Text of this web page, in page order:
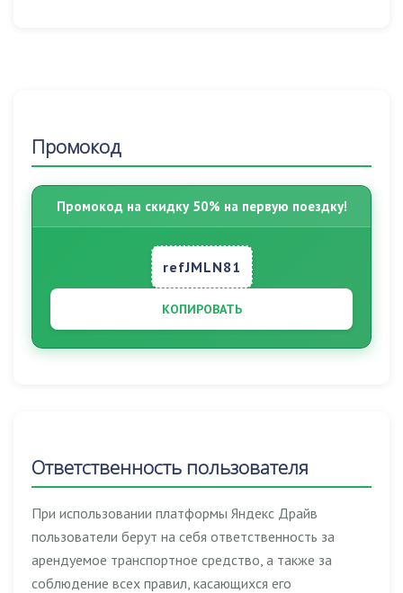
Промокод
Промокод на скидку 50% на первую поездку!
refJMLN81
КОПИРОВАТЬ
Ответственность пользователя
При использовании платформы Яндекс Драйв
пользователи берут на себя ответственность за
арендуемое транспортное средство, а также за
соблюдение всех правил, касающихся его